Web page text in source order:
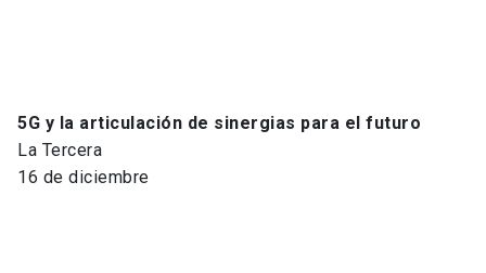
5G y la articulación de sinergias para el futuro
La Tercera
16 de diciembre